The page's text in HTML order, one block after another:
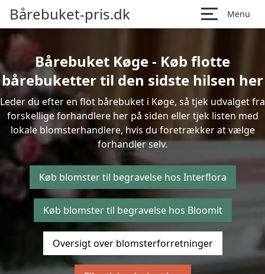
Bårebuket-pris.dk Menu
Bårebuket Køge - Køb flotte
bårebuketter til den sidste hilsen her
Leder du efter en flot bårebuket i Køge, så tjek udvalget fra
forskellige forhandlere her på siden eller tjek listen med
lokale blomsterhandlere, hvis du foretrækker at vælge
forhandler selv.
Køb blomster til begravelse hos Interflora
Køb blomster til begravelse hos Bloomit
Oversigt over blomsterforretninger